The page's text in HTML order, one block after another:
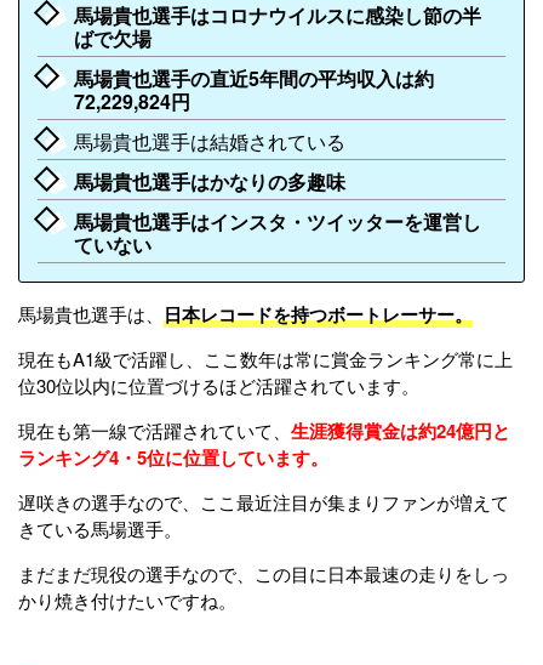
馬場貴也選手はコロナウイルスに感染し節の半
ばで欠場
馬場貴也選手の直近5年間の平均収入は約
72,229,824円
馬場貴也選手は結婚されている
馬場貴也選手はかなりの多趣味
馬場貴也選手はインスタ・ツイッターを運営し
ていない
馬場貴也選手は、 日本レコードを持つボートレーサー。
現在もA1級で活躍し、ここ数年は常に賞金ランキング常に上
位30位以内に位置づけるほど活躍されています。
現在も第一線で活躍されていて、 生涯獲得賞金は約24億円と
ランキング4・5位に位置しています。
遅咲きの選手なので、ここ最近注目が集まりファンが増えて
きている馬場選手。
まだまだ現役の選手なので、この目に日本最速の走りをしっ
かり焼き付けたいですね。